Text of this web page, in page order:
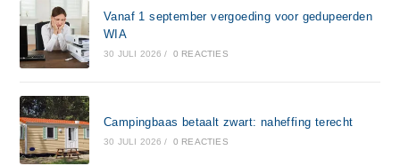
Vanaf 1 september vergoeding voor gedupeerden
WIA
30 JULI 2026 / 0 REACTIES
Campingbaas betaalt zwart: naheffing terecht
30 JULI 2026 / 0 REACTIES